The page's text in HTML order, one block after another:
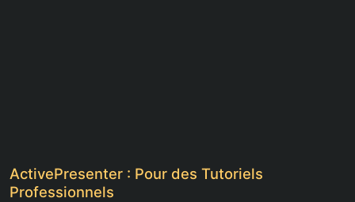
ActivePresenter : Pour des Tutoriels
Professionnels